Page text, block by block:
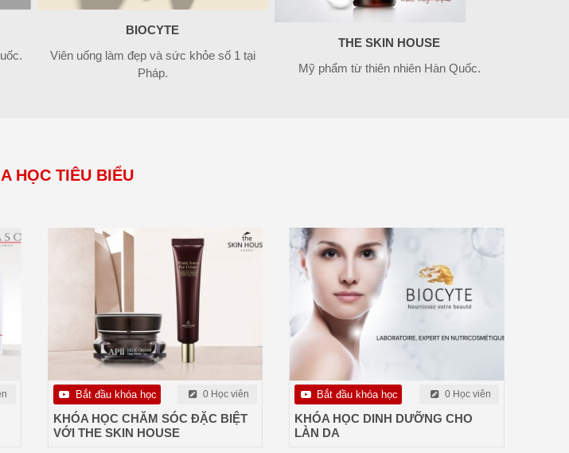
BIOCYTE
Viên uống làm đẹp và sức khỏe số 1 tại
Pháp.
THE SKIN HOUSE
Mỹ phẩm từ thiên nhiên Hàn Quốc.
HỌC TIÊU BIỂU
Bắt đầu khóa học 0 Học viên
KHÓA HỌC CHĂM SÓC ĐẶC BIỆT
VỚI THE SKIN HOUSE
Bắt đầu khóa học 0 Học viên
KHÓA HỌC DINH DƯỠNG CHO
LÀN DA